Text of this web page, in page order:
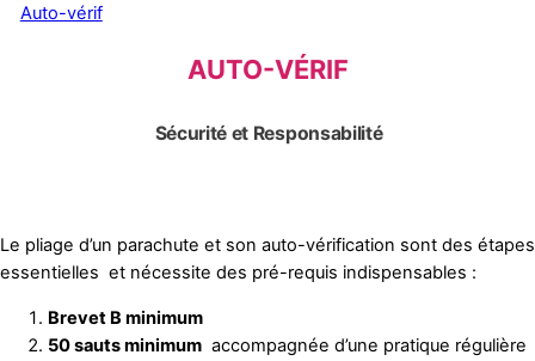
Auto-vérif
AUTO-VÉRIF
Sécurité et Responsabilité
Le pliage d’un parachute et son auto-vérification sont des étapes
essentielles et nécessite des pré-requis indispensables :
Brevet B minimum
50 sauts minimum accompagnée d’une pratique régulière